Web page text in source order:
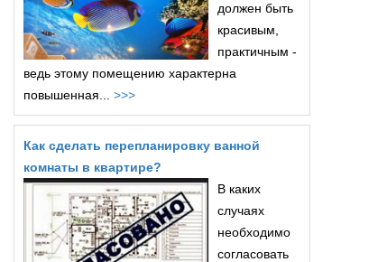
должен быть
красивым,
практичным -
ведь этому помещению характерна
повышенная... >>>
Как сделать перепланировку ванной
комнаты в квартире?
В каких
случаях
необходимо
согласовать